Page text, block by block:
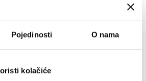
Pojedinosti O nama
kolačiće